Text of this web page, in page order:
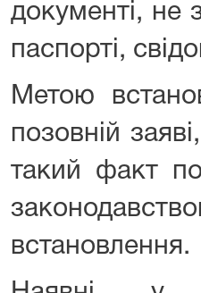
документі, не
паспорті,
Метою
позовній
такий факт
встановлення.